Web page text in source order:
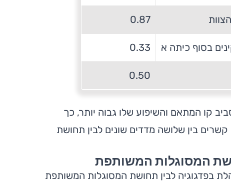
0.87
בסוף כיתה א 0.33
0.50
קו המתאם והשיפוע שלו גבוה יותר, כך
בין שלושה מדדים שונים לבין תחושת
המסוגלות המשותפת
בפדגוגיה לבין תחושת המסוגלות המשותפת